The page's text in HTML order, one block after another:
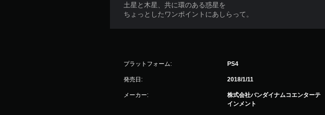
土星と木星、共に環のある惑星を
ちょっとしたワンポイントにあしらって。
プラットフォーム: PS4
発売日: 2018/1/11
メーカー:
株式会社バンダイナムコエンターテ
インメント